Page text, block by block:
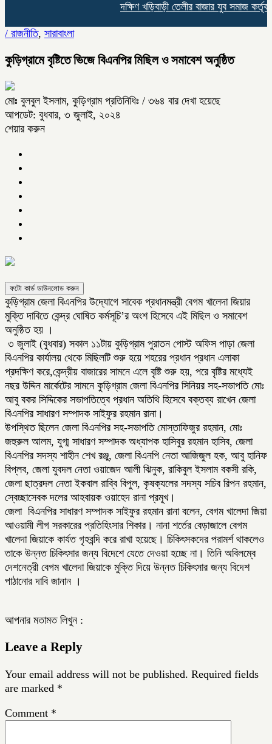
দক্ষিণ খড়িবাড়ী তেলীর বাজার যুব সমাজ
/ রাজনীতি, সারাবাংলা
কুড়িগ্রামে বৃষ্টিতে ভিজে বিএনপির মিছিল ও সমাবেশ অনুষ্ঠিত
মোঃ বুলবুল ইসলাম, কুড়িগ্রাম প্রতিনিধিঃ / ৩৬৪ বার দেখা হয়েছে
আপডেট: বুধবার, ৩ জুলাই, ২০২৪
শেয়ার করুন
ফটো কার্ড ডাউনলোড করুন
কুড়িগ্রাম জেলা বিএনপির উদ্যোগে সাবেক প্রধানমন্ত্রী বেগম খালেদা জিয়ার
মুক্তি দাবিতে কেন্দ্র ঘোষিত কর্মসূচি’র অংশ হিসেবে এই মিছিল ও সমাবেশ
অনুষ্ঠিত হয় ।
৩ জুলাই (বুধবার) সকাল ১১টায় কুড়িগ্রাম পুরাতন পোস্ট অফিস পাড়া জেলা
বিএনপির কার্যালয় থেকে মিছিলটি শুরু হয়ে শহরের প্রধান প্রধান এলাকা
প্রদক্ষিণ করে,কেন্দ্রীয় বাজারের সামনে এলে বৃষ্টি শুরু হয়, পরে বৃষ্টির মধ্যেই
নছর উদ্দিন মার্কেটের সামনে কুড়িগ্রাম জেলা বিএনপির সিনিয়র সহ-সভাপতি মোঃ
আবু বকর সিদ্দিকের সভাপতিত্বে প্রধান অতিথি হিসেবে বক্তব্য রাখেন জেলা
বিএনপির সাধারণ সম্পাদক সাইফুর রহমান রানা।
উপস্থিত ছিলেন জেলা বিএনপির সহ-সভাপতি মোস্তাফিজুর রহমান, মোঃ
জহুরুল আলম, যুগ্ম সাধারণ সম্পাদক অধ্যাপক হাসিবুর রহমান হাসিব, জেলা
বিএনপির সদস্য শাহীন শেখ রঞ্জু, জেলা বিএনপি নেতা আজিজুল হক, আবু হানিফ
বিপ্লব, জেলা যুবদল নেতা ওয়াজেদ আলী ঝিনুক, রাকিবুল ইসলাম বকসী রকি,
জেলা ছাত্রদল নেতা ইকবাল রাব্বি বিপুল, কৃষক্যলের সদস্য সচিব রিপন রহমান,
স্বেচ্ছাসেবক দলের আহবায়ক ওয়াহেদ রানা প্রমূখ।
জেলা বিএনপির সাধারণ সম্পাদক সাইফুর রহমান রানা বলেন, বেগম খালেদা জিয়া
আওয়ামী লীগ সরকারের প্রতিহিংসার শিকার। নানা শর্তের বেড়াজালে বেগম
খালেদা জিয়াকে কার্যত গৃহবন্দি করে রাখা হয়েছে। চিকিৎসকদের পরামর্শ থাকলেও
তাকে উন্নত চিকিৎসার জন্য বিদেশে যেতে দেওয়া হচ্ছে না। তিনি অবিলম্বে
দেশনেত্রী বেগম খালেদা জিয়াকে মুক্তি দিয়ে উন্নত চিকিৎসার জন্য বিদেশ
পাঠানোর দাবি জানান ।
আপনার মতামত লিখুন :
Leave a Reply
Your email address will not be published. Required fields
are marked *
Comment *